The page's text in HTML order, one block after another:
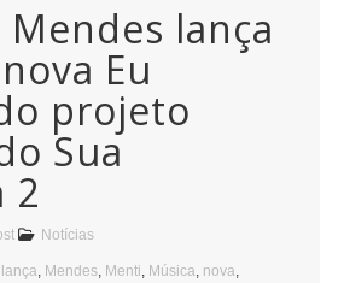
lança
Eu
projeto
Sua
2
Notícias
lança Mendes Menti Música nova